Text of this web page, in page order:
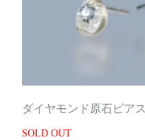
ダイヤモンド原石ピアス
SOLD OUT